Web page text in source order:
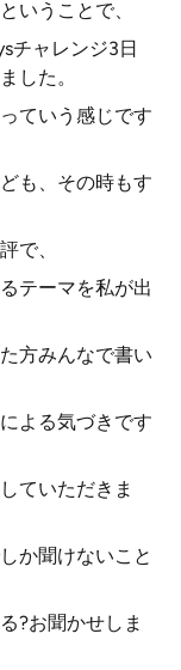
いうことで、
チャレンジ3日
した。
ていう感じです
も、その時もす
で、
テーマを私が出
方みんなで書い
よる気づきです
ていただきま
か聞けないこと
?お聞かせしま